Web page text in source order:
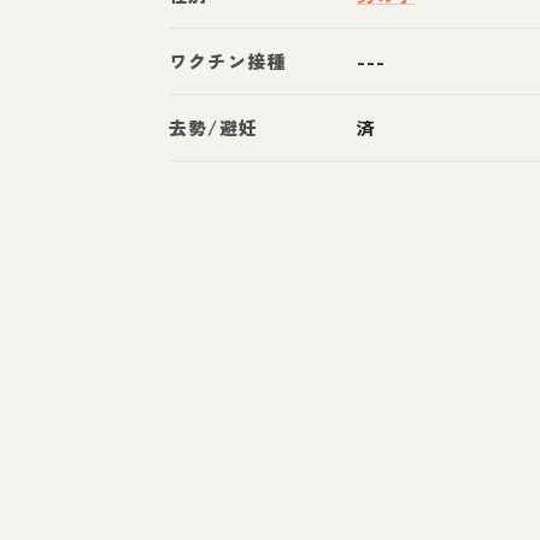
ワクチン接種 ---
去勢/避妊 済